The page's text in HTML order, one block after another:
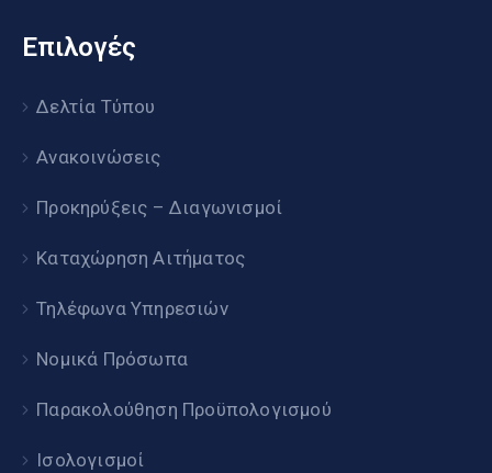
Επιλογές
Δελτία Τύπου
Ανακοινώσεις
Προκηρύξεις – Διαγωνισμοί
Καταχώρηση Αιτήματος
Τηλέφωνα Υπηρεσιών
Νομικά Πρόσωπα
Παρακολούθηση Προϋπολογισμού
Ισολογισμοί